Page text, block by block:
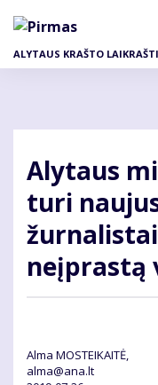
pagrindinį
ALYTAUS KRAŠTO
Alytaus
turi
neįprastą
Alma MOSTEIKAITĖ,
alma@ana.lt